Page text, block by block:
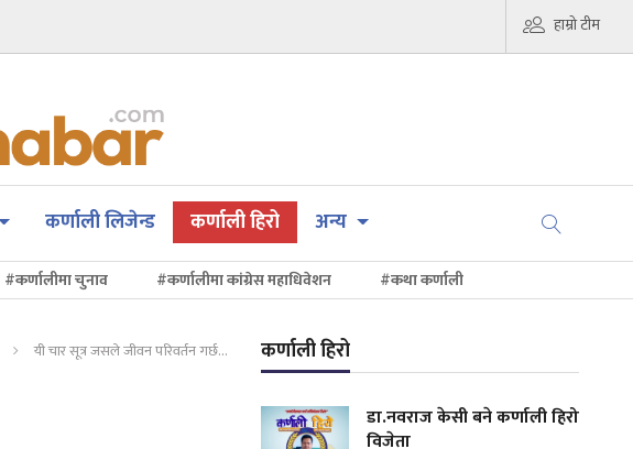
हाम्रो टीम
कर्णाली लिजेन्ड कर्णाली हिरो अन्य
#कर्णालीमा चुनाव #कर्णालीमा कांग्रेस महाधिवेशन #कथा कर्णाली
यी चार सूत्र जसले जीवन परिवर्तन गर्छ... कर्णाली हिरो
डा.नवराज केसी बने कर्णाली हिरो
विजेता